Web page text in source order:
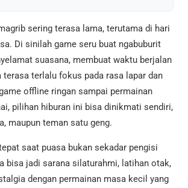
sering terasa lama, terutama di hari
Di sinilah game seru buat ngabuburit
suasana, membuat waktu berjalan
terasa terlalu fokus pada rasa lapar dan
offline ringan sampai permainan
pilihan hiburan ini bisa dinikmati sendiri,
maupun teman satu geng.
saat puasa bukan sekadar pengisi
bisa jadi sarana silaturahmi, latihan otak,
dengan permainan masa kecil yang